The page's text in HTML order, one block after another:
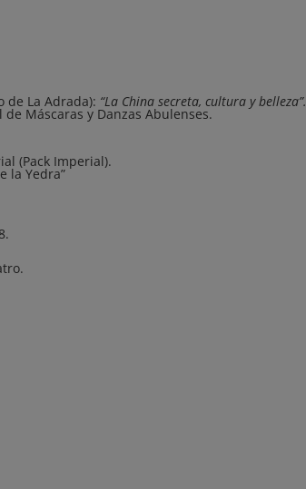
de La Adrada): “La China secreta, cultura y belleza”.
Máscaras y Danzas Abulenses.
(Pack Imperial).
la Yedra”